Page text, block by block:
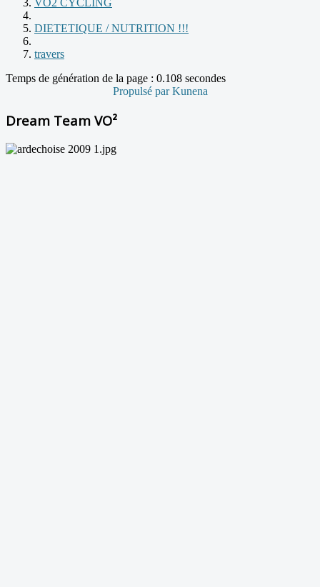
VO2 CYCLING
DIETETIQUE / NUTRITION !!!
travers
Temps de génération de la page : 0.108 secondes
Propulsé parKunena
Dream Team VO²